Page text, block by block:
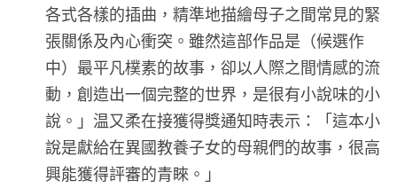
各式各樣的插曲，精準地描繪母子之間常見的緊
張關係及內心衝突。雖然這部作品是（候選作
中）最平凡樸素的故事，卻以人際之間情感的流
動，創造出一個完整的世界，是很有小說味的小
說。」温又柔在接獲得獎通知時表示：「這本小
說是獻給在異國教養子女的母親們的故事，很高
興能獲得評審的青睞。」